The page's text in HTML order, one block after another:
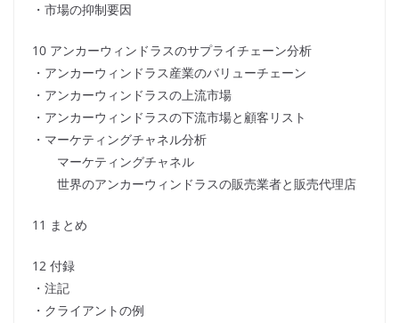
・市場の抑制要因
10 アンカーウィンドラスのサプライチェーン分析
・アンカーウィンドラス産業のバリューチェーン
・アンカーウィンドラスの上流市場
・アンカーウィンドラスの下流市場と顧客リスト
・マーケティングチャネル分析
マーケティングチャネル
世界のアンカーウィンドラスの販売業者と販売代理店
11 まとめ
12 付録
・注記
・クライアントの例